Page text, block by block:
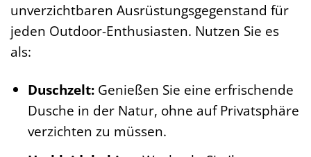
unverzichtbaren Ausrüstungsgegenstand für
jeden Outdoor-Enthusiasten. Nutzen Sie es
als:
Duschzelt:Genießen Sie eine erfrischende
Dusche in der Natur, ohne auf Privatsphäre
verzichten zu müssen.